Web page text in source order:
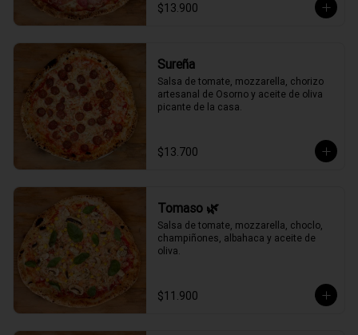
$13.900
Sureña
Salsa de tomate, mozzarella, chorizo
artesanal de Osorno y aceite de oliva
picante de la casa.
$13.700
Tomaso 🌿
Salsa de tomate, mozzarella, choclo,
champiñones, albahaca y aceite de
oliva.
$11.900